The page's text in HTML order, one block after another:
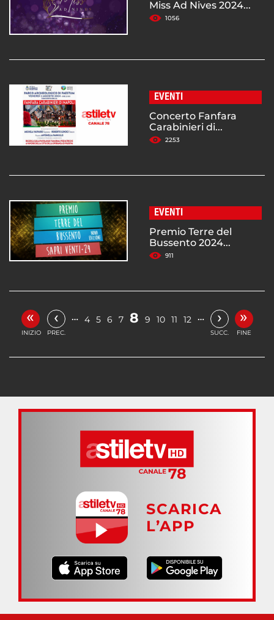
Miss Ad Nives 2024...
1056
EVENTI
Concerto Fanfara
Carabinieri di...
2253
EVENTI
Premio Terre del
Bussento 2024...
911
«
INIZIO
‹
PREC.
… 4 5 6 7 8 9 10 11 12 … ›
SUCC.
»
FINE
SCARICA
L’APP